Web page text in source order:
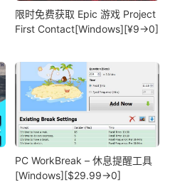
限时免费获取 Epic 游戏 Project
First Contact[Windows][¥9→0]
PC WorkBreak – 休息提醒工具
[Windows][$29.99→0]